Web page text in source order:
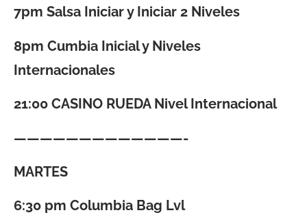
7pm Salsa Iniciar y Iniciar 2 Niveles
8pm Cumbia Inicial y Niveles
Internacionales
21:00 CASINO RUEDA Nivel Internacional
—————————————-
MARTES
6:30 pm Columbia Bag Lvl